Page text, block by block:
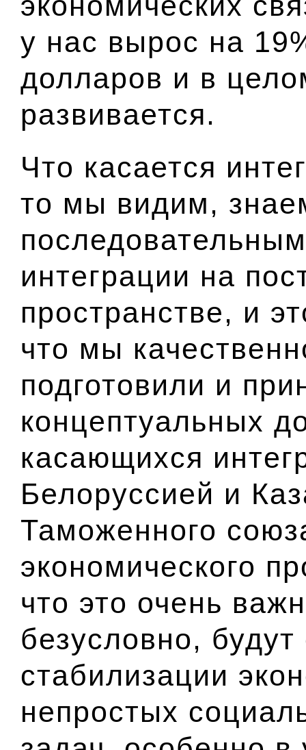
у нас вырос на
долларов и в
развивается.
Что касается
то мы видим,
интеграции на
пространстве, и
что мы
подготовили и
концептуальных
касающихся
Белоруссией и
Таможенного
экономического
что это очень
безусловно, будут
стабилизации
непростых